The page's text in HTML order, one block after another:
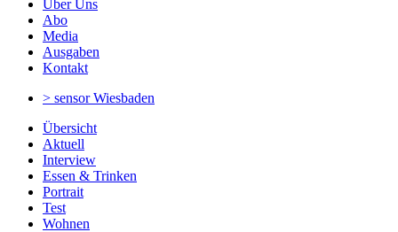
Über Uns
Abo
Media
Ausgaben
Kontakt
> sensorWiesbaden
Übersicht
Aktuell
Interview
Essen & Trinken
Portrait
Test
Wohnen